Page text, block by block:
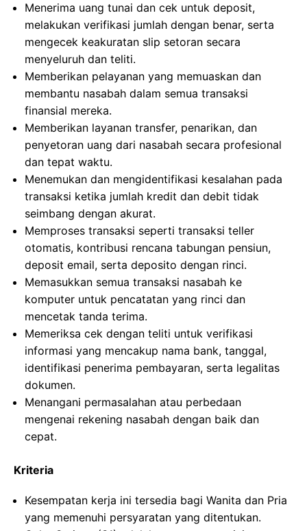
Menerima uang tunai dan cek untuk deposit,
melakukan verifikasi jumlah dengan benar, serta
mengecek keakuratan slip setoran secara
menyeluruh dan teliti.
Memberikan pelayanan yang memuaskan dan
membantu nasabah dalam semua transaksi
finansial mereka.
Memberikan layanan transfer, penarikan, dan
penyetoran uang dari nasabah secara profesional
dan tepat waktu.
Menemukan dan mengidentifikasi kesalahan pada
transaksi ketika jumlah kredit dan debit tidak
seimbang dengan akurat.
Memproses transaksi seperti transaksi teller
otomatis, kontribusi rencana tabungan pensiun,
deposit email, serta deposito dengan rinci.
Memasukkan semua transaksi nasabah ke
komputer untuk pencatatan yang rinci dan
mencetak tanda terima.
Memeriksa cek dengan teliti untuk verifikasi
informasi yang mencakup nama bank, tanggal,
identifikasi penerima pembayaran, serta legalitas
dokumen.
Menangani permasalahan atau perbedaan
mengenai rekening nasabah dengan baik dan
cepat.
Kriteria
Kesempatan kerja ini tersedia bagi Wanita dan Pria
yang memenuhi persyaratan yang ditentukan.